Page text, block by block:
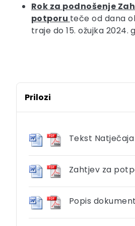
Rok za podnošenje
potporu teče od dana
traje do 15. ožujka 2024.
Prilozi
Tekst Natječaja
Zahtjev za
Popis